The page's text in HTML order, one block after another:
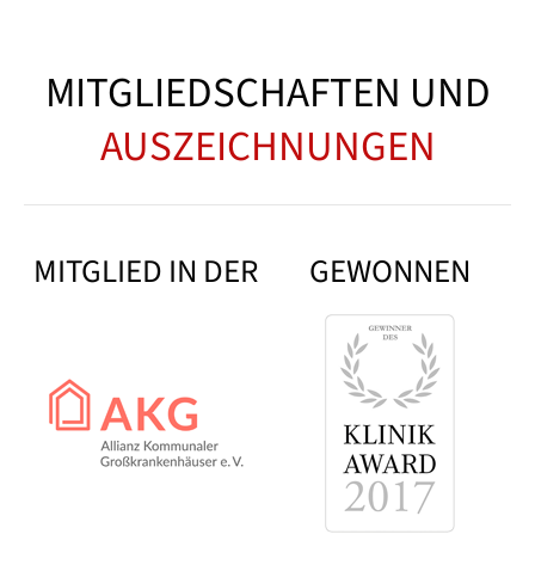
MITGLIEDSCHAFTEN UND
AUSZEICHNUNGEN
MITGLIED IN DER GEWONNEN